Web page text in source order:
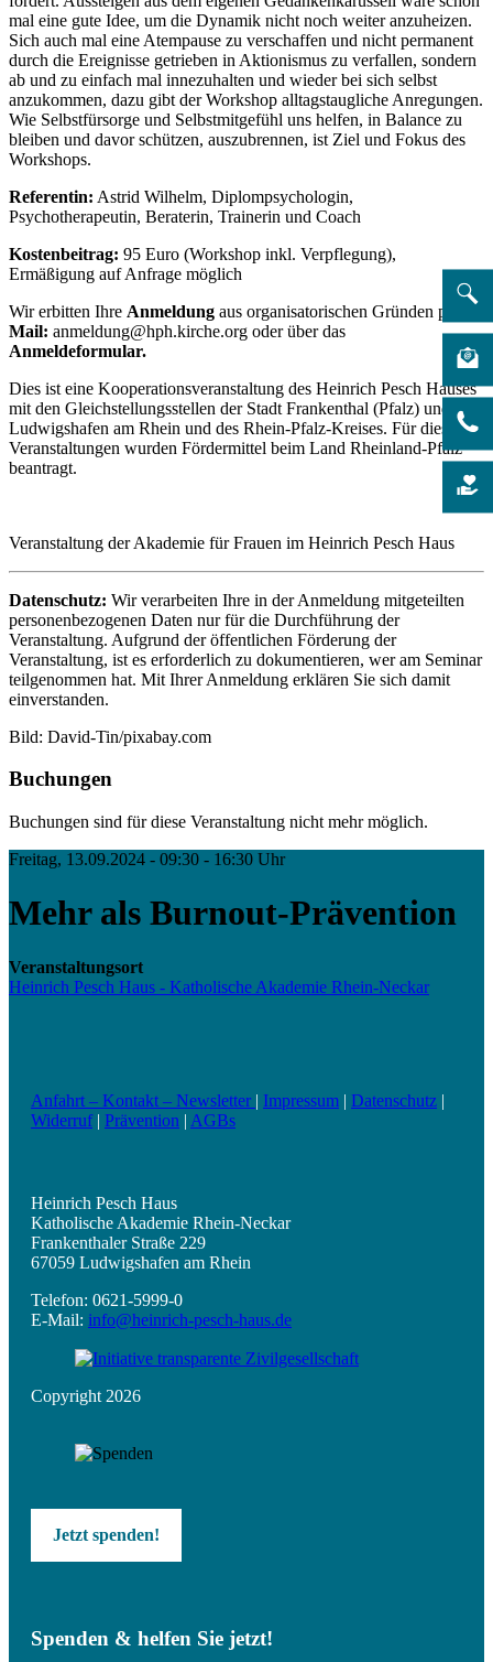
mal eine gute Idee, um die Dynamik nicht noch weiter anzuheizen.
Sich auch mal eine Atempause zu verschaffen und nicht permanent
durch die Ereignisse getrieben in Aktionismus zu verfallen, sondern
ab und zu einfach mal innezuhalten und wieder bei sich selbst
anzukommen, dazu gibt der Workshop alltagstaugliche Anregungen.
Wie Selbstfürsorge und Selbstmitgefühl uns helfen, in Balance zu
bleiben und davor schützen, auszubrennen, ist Ziel und Fokus des
Workshops.
Referentin: Astrid Wilhelm, Diplompsychologin,
Psychotherapeutin, Beraterin, Trainerin und Coach
Kostenbeitrag: 95 Euro (Workshop inkl. Verpflegung),
Ermäßigung auf Anfrage möglich
Wir erbitten Ihre Anmeldung aus organisatorischen Gründen per
Mail: anmeldung@hph.kirche.org oder über das
Anmeldeformular.
Dies ist eine Kooperationsveranstaltung des Heinrich Pesch Hauses
mit den Gleichstellungsstellen der Stadt Frankenthal (Pfalz) und
Ludwigshafen am Rhein und des Rhein-Pfalz-Kreises. Für diese
Veranstaltungen wurden Fördermittel beim Land Rheinland-Pfalz
beantragt.
Veranstaltung der Akademie für Frauen im Heinrich Pesch Haus
Datenschutz: Wir verarbeiten Ihre in der Anmeldung mitgeteilten
personenbezogenen Daten nur für die Durchführung der
Veranstaltung. Aufgrund der öffentlichen Förderung der
Veranstaltung, ist es erforderlich zu dokumentieren, wer am Seminar
teilgenommen hat. Mit Ihrer Anmeldung erklären Sie sich damit
einverstanden.
Bild: David-Tin/pixabay.com
Buchungen
Buchungen sind für diese Veranstaltung nicht mehr möglich.
Freitag, 13.09.2024 - 09:30 - 16:30 Uhr
Mehr als Burnout-Prävention
Veranstaltungsort
Heinrich Pesch Haus - Katholische Akademie Rhein-Neckar
Anfahrt – Kontakt – Newsletter | Impressum | Datenschutz |
Widerruf| Prävention | AGBs
Heinrich Pesch Haus
Katholische Akademie Rhein-Neckar
Frankenthaler Straße 229
67059 Ludwigshafen am Rhein
Telefon: 0621-5999-0
E-Mail: info@heinrich-pesch-haus.de
Copyright 2026
Jetzt spenden!
Spenden & helfen Sie jetzt!